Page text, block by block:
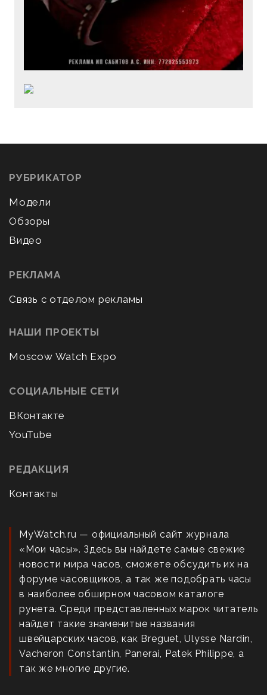
РУБРИКАТОР
Модели
Обзоры
Видео
РЕКЛАМА
Связь с отделом рекламы
НАШИ ПРОЕКТЫ
Moscow Watch Expo
СОЦИАЛЬНЫЕ СЕТИ
ВКонтакте
YouTube
РЕДАКЦИЯ
Контакты
MyWatch.ru — официальный сайт журнала
«Мои часы». Здесь вы найдете самые свежие
новости мира часов, сможете обсудить их на
форуме часовщиков, а так же подобрать часы
в наиболее обширном часовом каталоге
рунета. Среди представленных марок читатель
найдет такие знаменитые названия
швейцарских часов, как Breguet, Ulysse Nardin,
Vacheron Constantin, Panerai, Patek Philippe, а
так же многие другие.